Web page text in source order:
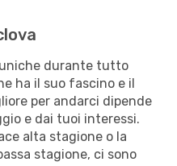
durante tutto
ha il suo fascino e il
per andarci dipende
e dai tuoi interessi.
alta stagione o la
stagione, ci sono